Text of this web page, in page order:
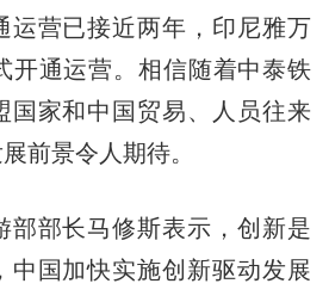
运营已接近两年，印尼雅万
开通运营。相信随着中泰铁
国家和中国贸易、人员往来
前景令人期待。
部长马修斯表示，创新是
中国加快实施创新驱动发展